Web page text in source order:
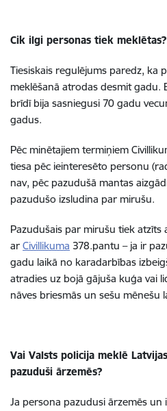
Cik ilgi personas tiek meklētas?
Tiesiskais regulējums paredz, ka
meklēšanā atrodas desmit gadu.
brīdī bija sasniegusi 70 gadu
gadus.
Pēc minētajiem termiņiem
tiesa pēc ieinteresēto personu
nav, pēc pazudušā mantas
pazudušo izsludina par mirušu.
Pazudušais par mirušu tiek atzīts
ar Civillikuma 378.pantu – ja ir
gadu laikā no karadarbības
atradies uz bojā gājuša kuģa vai
nāves briesmās un sešu mēnešu
Vai Valsts policija meklē
pazuduši ārzemēs?
Ja persona pazudusi ārzemēs